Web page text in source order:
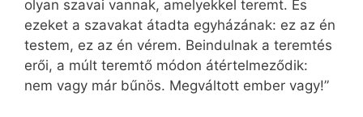
olyan szavai vannak, amelyekkel teremt. És
ezeket a szavakat átadta egyházának: ez az én
testem, ez az én vérem. Beindulnak a teremtés
erői, a múlt teremtő módon átértelmeződik:
nem vagy már bűnös. Megváltott ember vagy!”